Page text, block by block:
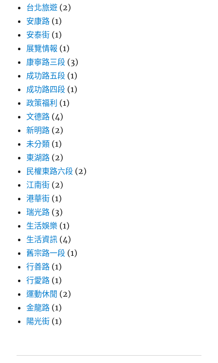
台北旅遊 (2)
安康路 (1)
安泰街 (1)
展覽情報 (1)
康寧路三段 (3)
成功路五段 (1)
成功路四段 (1)
政策福利 (1)
文德路 (4)
新明路 (2)
未分類 (1)
東湖路 (2)
民權東路六段 (2)
江南街 (2)
港華街 (1)
瑞光路 (3)
生活娛樂 (1)
生活資訊 (4)
舊宗路一段 (1)
行善路 (1)
行愛路 (1)
運動休閒 (2)
金龍路 (1)
陽光街 (1)